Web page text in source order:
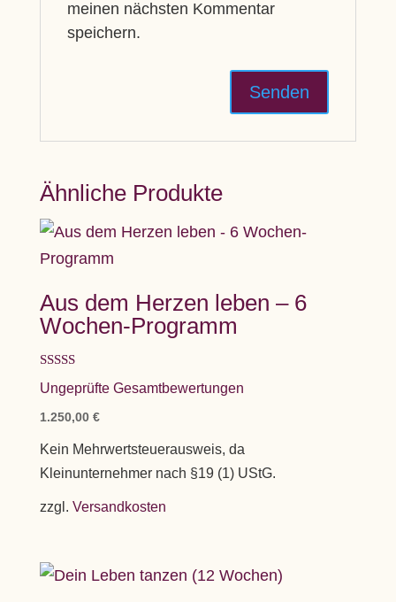
meinen nächsten Kommentar
speichern.
Ähnliche Produkte
Aus dem Herzen leben – 6
Wochen-Programm
Bewertet mit
5.00
Ungeprüfte Gesamtbewertungen
1.250,00 €
Kein Mehrwertsteuerausweis, da
Kleinunternehmer nach §19 (1) UStG.
zzgl. Versandkosten